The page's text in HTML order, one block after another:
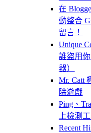
在
動整合
留言！
Unique
誰盜用
器）
Mr. Catt
除遊戲
Ping、
上檢測
Recent